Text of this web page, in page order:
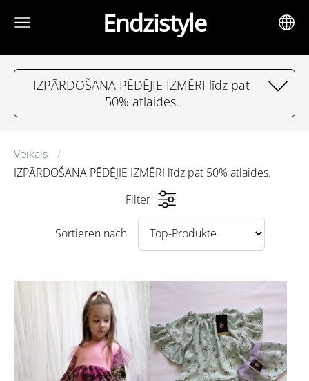
Endzistyle
IZPĀRDOŠANA PĒDĒJIE IZMĒRI līdz pat
50% atlaides.
Veikals
IZPĀRDOŠANA PĒDĒJIE IZMĒRI līdz pat 50% atlaides.
Filter
Sortieren nach